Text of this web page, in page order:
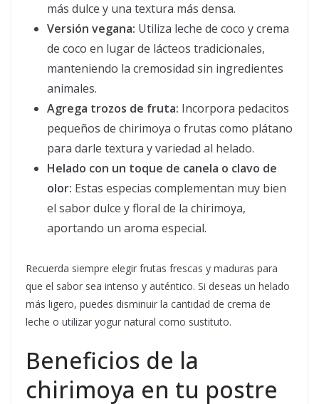
más dulce y una textura más densa.
Versión vegana: Utiliza leche de coco y crema
de coco en lugar de lácteos tradicionales,
manteniendo la cremosidad sin ingredientes
animales.
Agrega trozos de fruta: Incorpora pedacitos
pequeños de chirimoya o frutas como plátano
para darle textura y variedad al helado.
Helado con un toque de canela o clavo de
olor: Estas especias complementan muy bien
el sabor dulce y floral de la chirimoya,
aportando un aroma especial.
Recuerda siempre elegir frutas frescas y maduras para
que el sabor sea intenso y auténtico. Si deseas un helado
más ligero, puedes disminuir la cantidad de crema de
leche o utilizar yogur natural como sustituto.
Beneficios de la
chirimoya en tu postre